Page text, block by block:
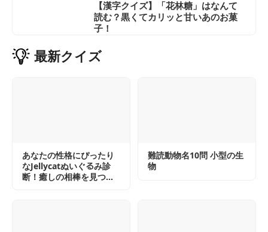
【漢字クイズ】「花林糖」はなんて
読む？黒くてカリッと甘いあのお菓
子！
最新クイズ
あなたの性格にぴったり
なJellycatぬいぐるみ診
断！癒しの相棒を見つけ
難読動物名10問 小型の生
物